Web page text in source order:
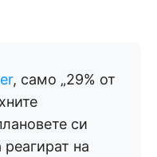
, само „29% от
си
на